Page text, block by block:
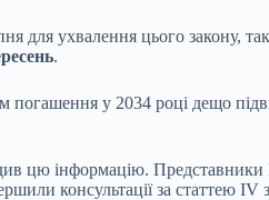
для ухвалення цього закону,
.
погашення у 2034 році дещо
цю інформацію.
консультації за статтею IV